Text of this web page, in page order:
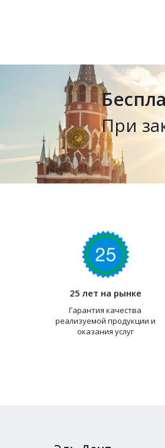
При
25 лет на рынке
Гарантия качества
реализуемой продукции и
оказания услуг